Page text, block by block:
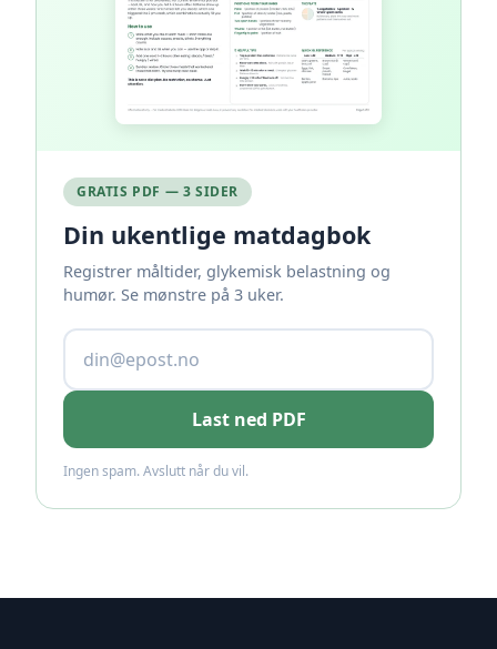
GRATIS PDF — 3 SIDER
Din ukentlige matdagbok
Registrer måltider, glykemisk belastning og
humør. Se mønstre på 3 uker.
Last ned PDF
Ingen spam. Avslutt når du vil.